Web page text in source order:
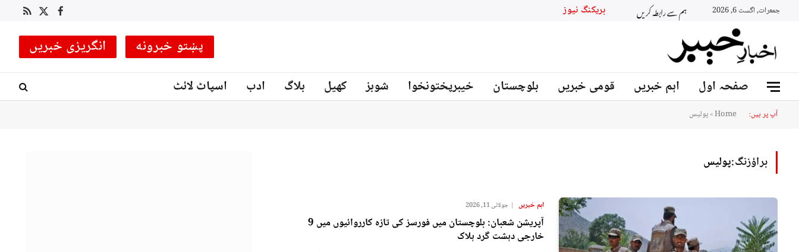
جمعرات, اگست 6, 2026 ہم سے رابطہ کریں Facebook
X
RSS
پښتو خبرونه انگریزی خبریں
صفحہ اول اہم خبریں قومی خبریں بلوچستان خیبرپختونخوا شوبز کھیل بلاگ ادب اسپاٹ لائٹ
آپ پر ہیں: Home
»پولیس
براؤزنگ:پولیس
اہم خبریں جولائی 11, 2026
آپریشن شعبان: بلوچستان میں فورسز کی تازہ کارروائیوں میں 9
خارجی دہشت گرد ہلاک